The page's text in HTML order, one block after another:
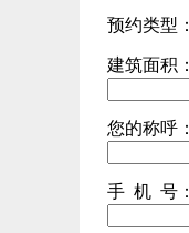
预约类型：
建筑面积：
您的称呼：
手 机 号：